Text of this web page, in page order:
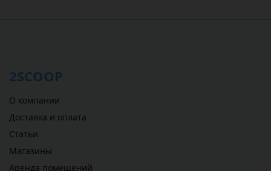
2SCOOP
О компании
Доставка и оплата
Статьи
Магазины
Аренда помещений